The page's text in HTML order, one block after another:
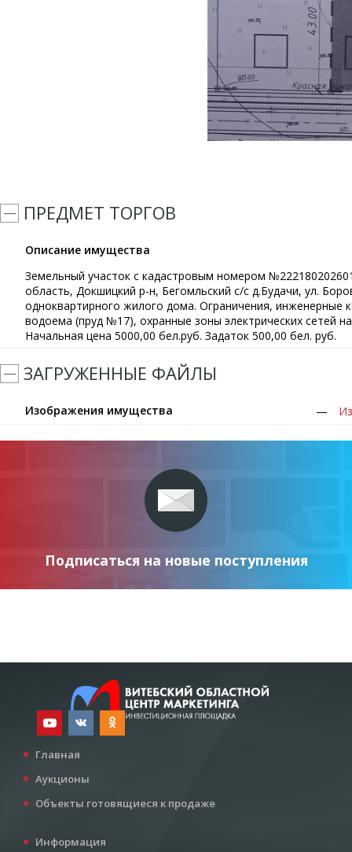
ПРЕДМЕТ ТОРГОВ
Описание имущества
Земельный участок с кадастровым номером
область, Докшицкий р-н, Бегомльский с/с д.Будачи, ул.
одноквартирного жилого дома. Ограничения, инженерные
водоема (пруд №17), охранные зоны электрических сетей
Начальная цена 5000,00 бел.руб. Задаток 500,00 бел. руб.
ЗАГРУЖЕННЫЕ ФАЙЛЫ
Изображения имущества
Подписаться на новые поступления
Главная
Аукционы
Объекты готовящиеся к продаже
Информация